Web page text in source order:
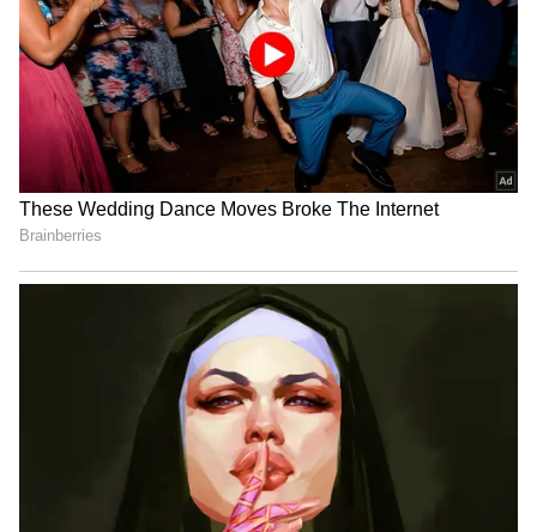
விக்கி! வைரலாகும் மிட் நைட் போட்டோஸ்!